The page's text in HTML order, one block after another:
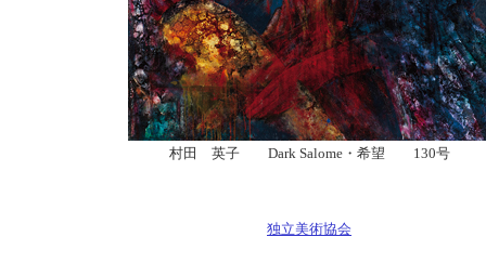
村田 英子 Dark Salome・希望 130号
独立美術協会